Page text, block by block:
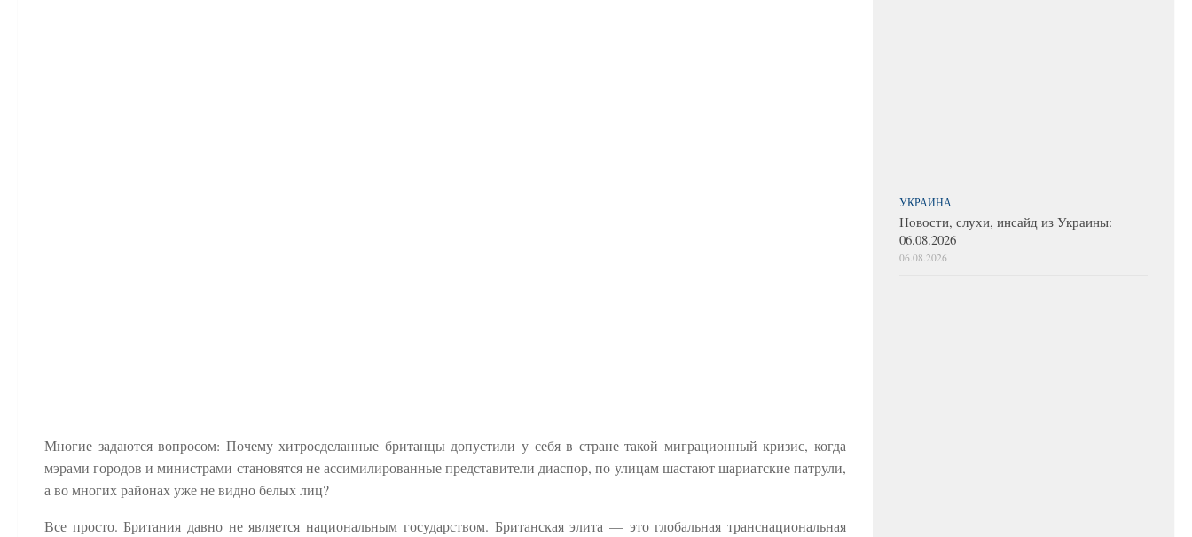
Многие задаются вопросом: Почему хитросделанные британцы допустили у себя в стране такой миграционный кризис, когда
мэрами городов и министрами становятся не ассимилированные представители диаспор, по улицам шастают шариатские патрули,
а во многих районах уже не видно белых лиц?
Все просто. Британия давно не является национальным государством. Британская элита — это глобальная транснациональная
УКРАИНА
Новости, слухи, инсайд из Украины:
06.08.2026
06.08.2026